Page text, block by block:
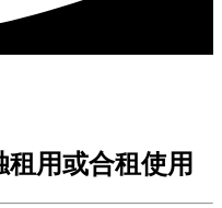
用或合租使用